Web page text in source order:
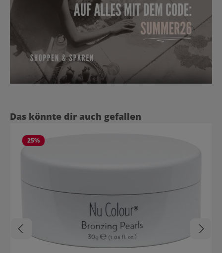
Produktgalerie überspringen
Das könnte dir auch gefallen
25%